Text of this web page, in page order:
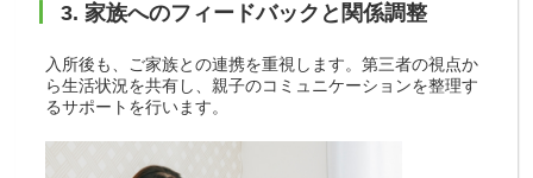
3. 家族へのフィードバックと関係調整
入所後も、ご家族との連携を重視します。第三者の視点か
ら生活状況を共有し、親子のコミュニケーションを整理す
るサポートを行います。